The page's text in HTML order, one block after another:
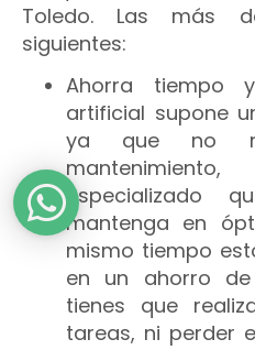
Toledo. Las más
siguientes:
Ahorra tiempo
artificial supone
ya que no
mantenga en
mismo tiempo
en un ahorro
tienes que
tareas, ni perder